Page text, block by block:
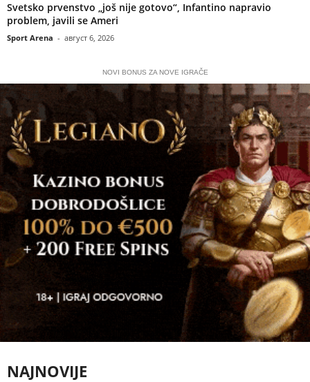
Svetsko prvenstvo „još nije gotovo“, Infantino napravio
problem, javili se Ameri
Sport Arena - август 6, 2026
NOVI BONUS ZA NOVE IGRAČE
NAJNOVIJE